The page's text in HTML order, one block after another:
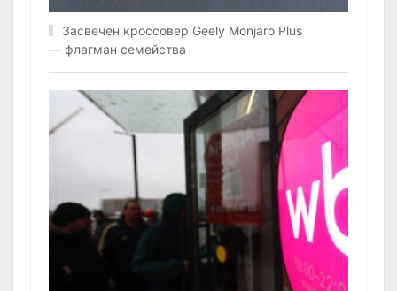
Засвечен кроссовер Geely Monjaro Plus
— флагман семейства